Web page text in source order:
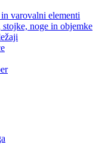
varovalni elementi
stojke, noge in objemke